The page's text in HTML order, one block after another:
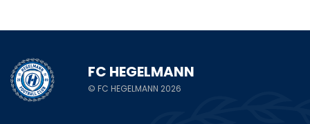
FC HEGELMANN
© FC HEGELMANN 2026